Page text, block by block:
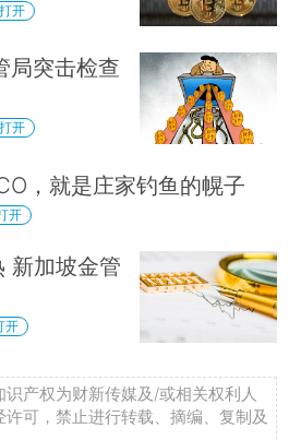
开
局突击检查
开
，就是庄家钓鱼的幌子
开
新加坡金管
开
产权为财新传媒及/或相关权利人
可，禁止进行转载、摘编、复制及